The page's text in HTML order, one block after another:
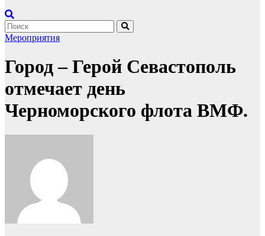
Мероприятия
Город – Герой Севастополь
отмечает день
Черноморского флота ВМФ.